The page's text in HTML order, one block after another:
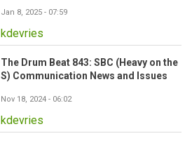
Jan 8, 2025 - 07:59
kdevries
The Drum Beat 843: SBC (Heavy on the
S) Communication News and Issues
Nov 18, 2024 - 06:02
kdevries